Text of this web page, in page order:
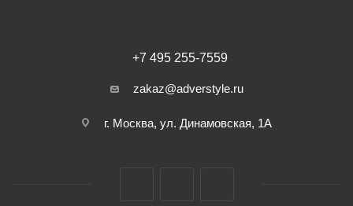
+7 495 255-7559
zakaz@adverstyle.ru
г. Москва, ул. Динамовская, 1А